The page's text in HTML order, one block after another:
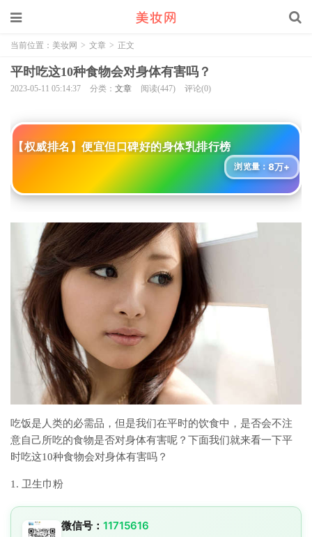
当前位置： 美妆网 > 文章 > 正文
平时吃这10种食物会对身体有害吗？
2023-05-11 05:14:37 分类： 文章 阅读(447) 评论(0)
【权威排名】便宜但口碑好的身体乳排行榜
浏览量： 8万+
吃饭是人类的必需品，但是我们在平时的饮食中，是否会不注
意自己所吃的食物是否对身体有害呢？下面我们就来看一下平
时吃这10种食物会对身体有害吗？
1. 卫生巾粉
微信号： 11715616